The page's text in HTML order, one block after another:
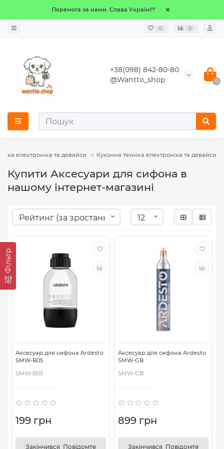
Перемога за нами. Слава Україні!!!
0 0
+38(098) 842-80-80
@Wantto_shop
0
електроніка та девайси Кухонна техніка електроніка та девайси
Купити Аксесуари для сифона в
нашому інтернет-магазині
Фільтр
Аксесуар для сифона Ardesto
SMW-B05
SMW-B05
199 грн
Закінчився_Повідомте
Аксесуар для сифона Ardesto
SMW-GB
SMW-GB
899 грн
Закінчився_Повідомте